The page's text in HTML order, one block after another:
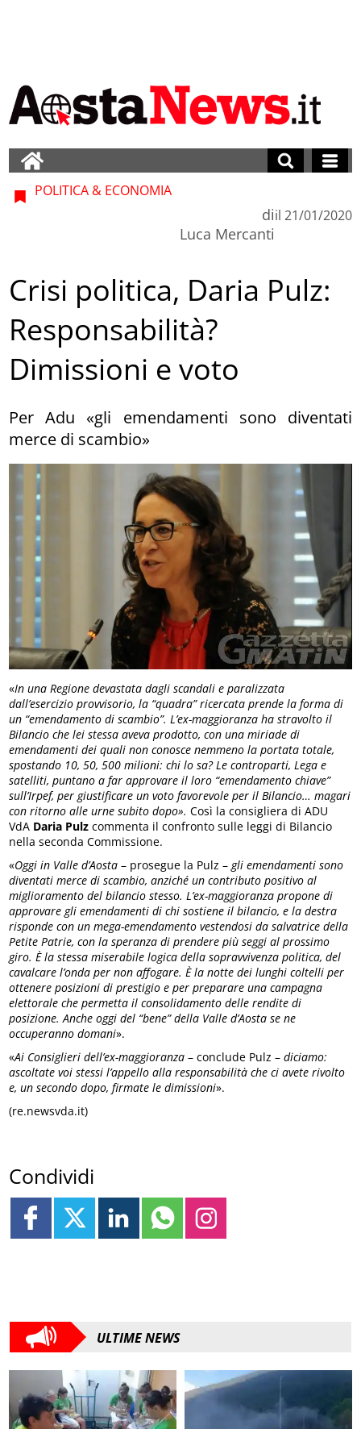
POLITICA & ECONOMIA
di
Luca Mercanti
il 21/01/2020
Crisi politica, Daria Pulz:
Responsabilità?
Dimissioni e voto
Per Adu «gli emendamenti sono diventati
merce di scambio»
«In una Regione devastata dagli scandali e paralizzata
dall’esercizio provvisorio, la “quadra” ricercata prende la forma di
un “emendamento di scambio”. L’ex-maggioranza ha stravolto il
Bilancio che lei stessa aveva prodotto, con una miriade di
emendamenti dei quali non conosce nemmeno la portata totale,
spostando 10, 50, 500 milioni: chi lo sa? Le controparti, Lega e
satelliti, puntano a far approvare il loro “emendamento chiave”
sull’Irpef, per giustificare un voto favorevole per il Bilancio… magari
con ritorno alle urne subito dopo».Così la consigliera di ADU
VdA Daria Pulz commenta il confronto sulle leggi di Bilancio
nella seconda Commissione.
«Oggi in Valle d’Aosta – prosegue la Pulz –gli emendamenti sono
diventati merce di scambio, anziché un contributo positivo al
miglioramento del bilancio stesso. L’ex-maggioranza propone di
approvare gli emendamenti di chi sostiene il bilancio, e la destra
risponde con un mega-emendamento vestendosi da salvatrice della
Petite Patrie, con la speranza di prendere più seggi al prossimo
giro. È la stessa miserabile logica della sopravvivenza politica, del
cavalcare l’onda per non affogare. È la notte dei lunghi coltelli per
ottenere posizioni di prestigio e per preparare una campagna
elettorale che permetta il consolidamento delle rendite di
posizione. Anche oggi del “bene” della Valle d’Aosta se ne
occuperanno domani».
«Ai Consiglieri dell’ex-maggioranza – conclude Pulz –diciamo:
ascoltate voi stessi l’appello alla responsabilità che ci avete rivolto
e, un secondo dopo, firmate le dimissioni».
(re.newsvda.it)
Condividi
ULTIME NEWS